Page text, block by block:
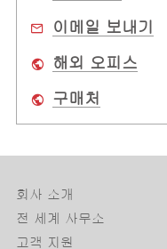
이메일 보내기
해외 오피스
구매처
회사 소개
전 세계 사무소
고객 지원